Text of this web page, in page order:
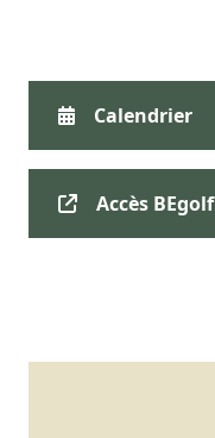
Calendrier
Accès BEgolf